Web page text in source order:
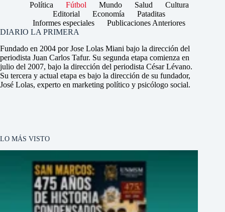
Política Fútbol Mundo Salud
Cultura
Editorial
Economía
Pataditas
Informes especiales
Publicaciones Anteriores
DIARIO LA PRIMERA
Fundado en 2004 por Jose Lolas Miani bajo la dirección del
periodista Juan Carlos Tafur. Su segunda etapa comienza en
julio del 2007, bajo la dirección del periodista César Lévano.
Su tercera y actual etapa es bajo la dirección de su fundador,
José Lolas, experto en marketing político y psicólogo social.
LO MÁS VISTO